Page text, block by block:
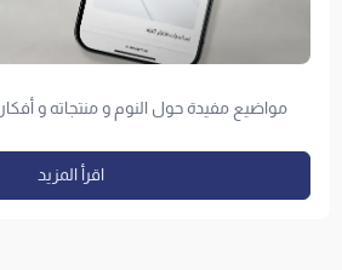
مواضيع مفيدة حول النوم و منتجاته و
اقرأ المزيد